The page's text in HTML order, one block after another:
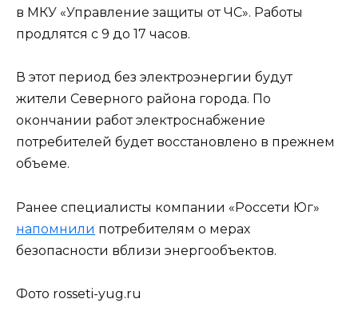
в МКУ «Управление защиты от ЧС». Работы
продлятся с 9 до 17 часов.
В этот период без электроэнергии будут
жители Северного района города. По
окончании работ электроснабжение
потребителей будет восстановлено в прежнем
объеме.
Ранее специалисты компании «Россети Юг»
напомнили потребителям о мерах
безопасности вблизи энергообъектов.
Фото rosseti-yug.ru